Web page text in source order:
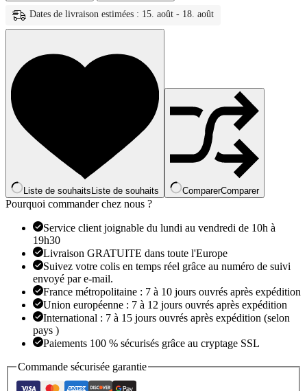
Dates de livraison estimées : 15. août - 18. août
Liste de souhaits Liste de souhaits ComparerComparer
Pourquoi commander chez nous ?
Service client joignable du lundi au vendredi de 10h à
19h30
Livraison GRATUITE dans toute l'Europe
Suivez votre colis en temps réel grâce au numéro de suivi
envoyé par e-mail.
France métropolitaine : 7 à 10 jours ouvrés après expédition
Union européenne : 7 à 12 jours ouvrés après expédition
International : 7 à 15 jours ouvrés après expédition (selon
pays )
Paiements 100 % sécurisés grâce au cryptage SSL
Commande sécurisée garantie